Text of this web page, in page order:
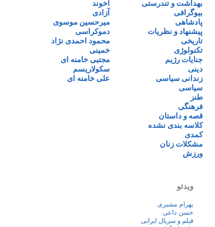
بهداشت و تندرستی
بیوگرافی
پادشاهی
پیشنهاد و نظریات
تاریخی
تکنولوژی
جنایات رژیم
دینی
زندانی سیاسی
سیاسی
طنز
فرهنگی
قصه و داستان
کلاسه بندی نشده
کمدی
مشکلات زنان
ورزش
آخوند
آزادی
میرحسین موسوی
دموکراسی
محمود احمدی نژاد
خمینی
مجتبی خامنه ای
سکولاریسم
علی خامنه ای
ویدئو
بهرام مشیری
حسن داعی
فيلم و سريال ايرانی